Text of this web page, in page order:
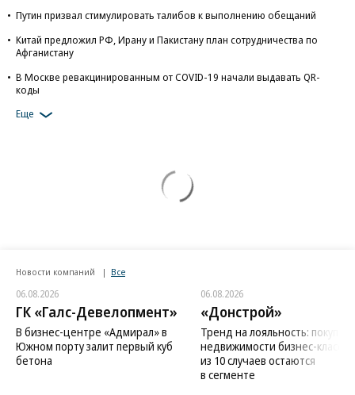
Путин призвал стимулировать талибов к выполнению обещаний
Китай предложил РФ, Ирану и Пакистану план сотрудничества по
Афганистану
В Москве ревакцинированным от COVID-19 начали выдавать QR-
коды
Еще
Новости компаний Все
06.08.2026
ГК «Галс-Девелопмент»
В бизнес-центре «Адмирал» в
Южном порту залит первый куб
бетона
06.08.2026
«Донстрой»
Тренд на лояльность:
недвижимости бизнес-класса
из 10 случаев остаются
в сегменте